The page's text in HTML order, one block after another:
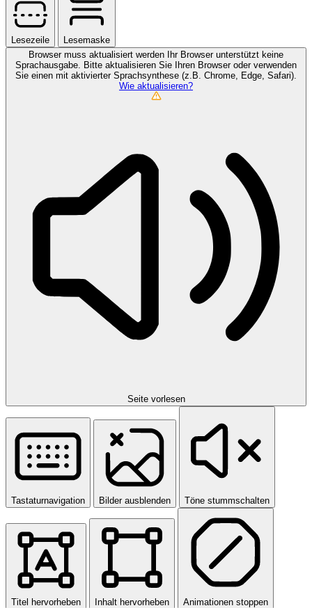
Lesezeile
Lesemaske
Browser muss aktualisiert werden
Ihr Browser unterstützt keine
Sprachausgabe. Bitte aktualisieren Sie Ihren Browser oder verwenden
Sie einen mit aktivierter Sprachsynthese (z.B. Chrome, Edge, Safari).
Wie aktualisieren?
Seite vorlesen
Tastaturnavigation Bilder ausblenden Töne stummschalten
Titel hervorheben Inhalt hervorheben Animationen stoppen